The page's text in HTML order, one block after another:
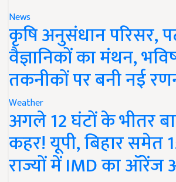
News
कृषि अनुसंधान परिसर,
वैज्ञानिकों का मंथन,
तकनीकों पर बनी नई
Weather
अगले 12 घंटों के भीतर
कहर! यूपी, बिहार समेत
राज्यों में IMD का ऑरेंज